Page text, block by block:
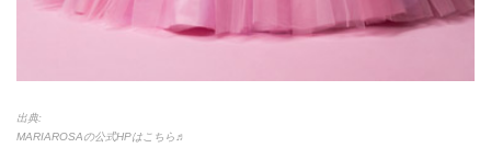
出典:
MARIAROSAの公式HPはこちら♬